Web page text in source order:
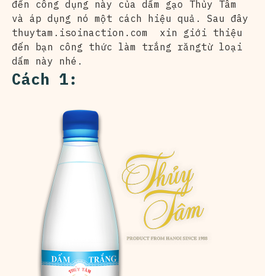
đến công dụng này của dấm gạo Thủy Tâm
và áp dụng nó một cách hiệu quả. Sau đây
thuytam.isoinaction.com xin giới thiệu
đến bạn công thức làm trắng răngtừ loại
dấm này nhé.
Cách 1: